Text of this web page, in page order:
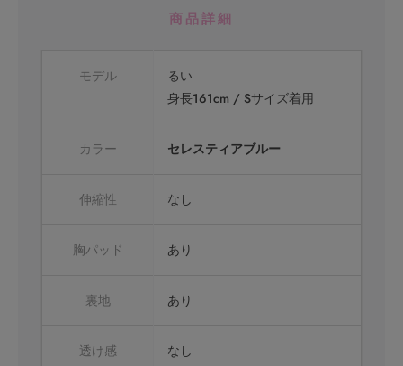
商品詳細
モデル
るい
身長161cm / Sサイズ着用
カラー セレスティアブルー
伸縮性 なし
胸パッド あり
裏地 あり
透け感 なし